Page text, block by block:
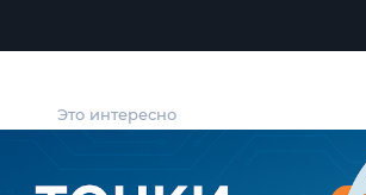
Это интересно